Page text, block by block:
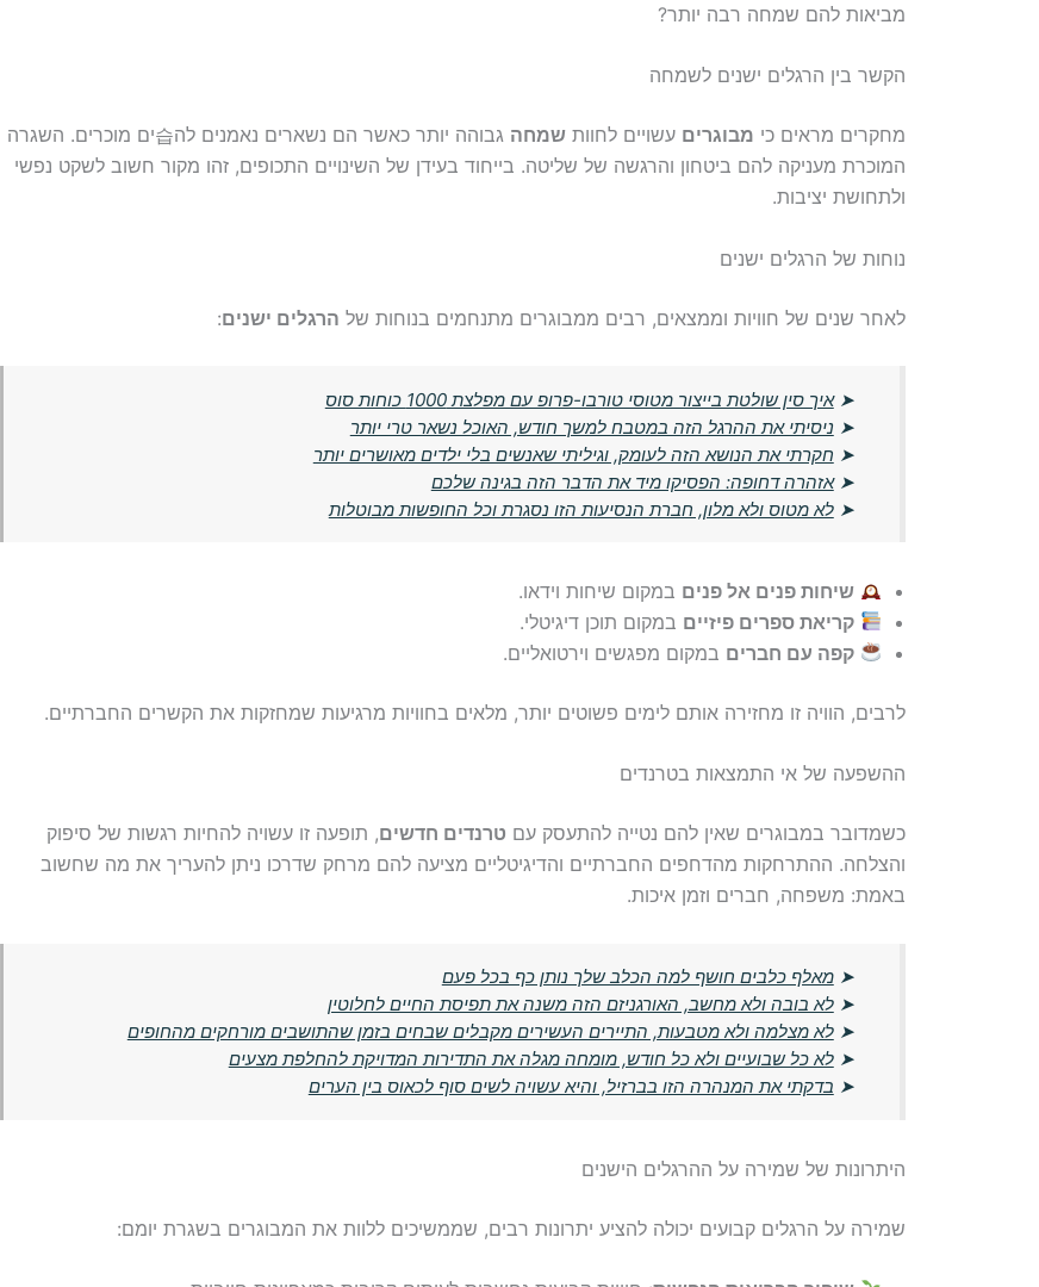
מביאות להם שמחה רבה יותר?
הקשר בין הרגלים ישנים לשמחה
מחקרים מראים כי מבוגרים עשויים לחוות שמחה
גבוהה יותר כאשר הם נשארים נאמנים לה습ים מוכרים. השגרה
המוכרת מעניקה להם ביטחון והרגשה של שליטה. בייחוד בעידן של השינויים התכופים, זהו מקור חשוב לשקט נפשי
ולתחושת יציבות.
נוחות של הרגלים ישנים
לאחר שנים של חוויות וממצאים, רבים ממבוגרים מתנחמים בנוחות של הרגלים ישנים:
➤איך סין שולטת בייצור מטוסי טורבו-פרופ עם מפלצת 1000 כוחות סוס
➤ ניסיתי את ההרגל הזה במטבח למשך חודש, האוכל נשאר טרי יותר
➤ חקרתי את הנושא הזה לעומק, וגיליתי שאנשים בלי ילדים מאושרים יותר
➤אזהרה דחופה: הפסיקו מיד את הדבר הזה בגינה שלכם
➤לא מטוס ולא מלון, חברת הנסיעות הזו נסגרת וכל החופשות מבוטלות
שיחות פנים אל פנים במקום שיחות וידאו.
קריאת ספרים פיזיים במקום תוכן דיגיטלי.
קפה עם חברים במקום מפגשים וירטואליים.
לרבים, הוויה זו מחזירה אותם לימים פשוטים יותר, מלאים בחוויות מרגיעות שמחזקות את הקשרים החברתיים.
ההשפעה של אי התמצאות בטרנדים
כשמדובר במבוגרים שאין להם נטייה להתעסק עם טרנדים חדשים, תופעה זו עשויה להחיות רגשות של סיפוק
והצלחה. ההתרחקות מהדחפים החברתיים והדיגיטליים מציעה להם מרחק שדרכו ניתן להעריך את מה שחשוב
באמת: משפחה, חברים וזמן איכות.
➤מאלף כלבים חושף למה הכלב שלך נותן כף בכל פעם
➤לא בובה ולא מחשב, האורגניזם הזה משנה את תפיסת החיים לחלוטין
➤לא מצלמה ולא מטבעות, התיירים העשירים מקבלים שבחים בזמן שהתושבים מורחקים מהחופים
➤לא כל שבועיים ולא כל חודש, מומחה מגלה את התדירות המדויקת להחלפת מצעים
➤ בדקתי את המנהרה הזו בברזיל, והיא עשויה לשים סוף לכאוס בין הערים
היתרונות של שמירה על ההרגלים הישנים
שמירה על הרגלים קבועים יכולה להציע יתרונות רבים, שממשיכים ללוות את המבוגרים בשגרת יומם: